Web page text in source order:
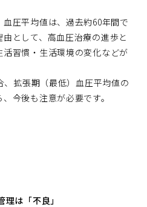
圧平均値は、過去約60年間で
として、高血圧治療の進歩と
習慣・生活環境の変化などが
、拡張期（最低）血圧平均値の
今後も注意が必要です。
は「不良」